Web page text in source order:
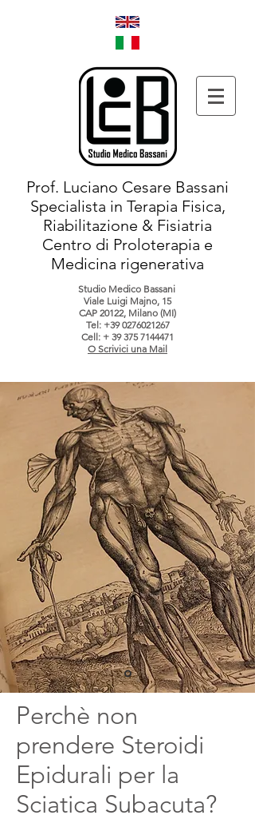
Prof. Luciano Cesare Bassani
Specialista in Terapia Fisica,
Riabilitazione & Fisiatria
Centro di Proloterapia e
Medicina rigenerativa
Studio Medico Bassani
Viale Luigi Majno, 15
CAP 20122, Milano (MI)
Tel: +39 0276021267
Cell: + 39 375 7144471
O Scrivici una Mail
Perchè non
prendere Steroidi
Epidurali per la
Sciatica Subacuta?